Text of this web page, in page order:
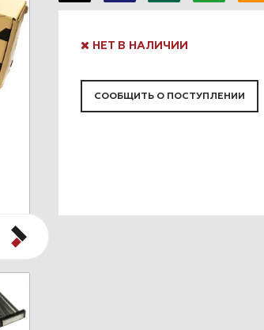
НЕТ В НАЛИЧИИ
СООБЩИТЬ О ПОСТУПЛЕНИИ